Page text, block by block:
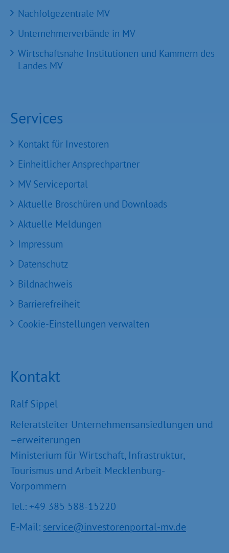
Nachfolgezentrale MV
Unternehmerverbände in MV
Wirtschaftsnahe Institutionen und Kammern des
Landes MV
Services
Kontakt für Investoren
Einheitlicher Ansprechpartner
MV Serviceportal
Aktuelle Broschüren und Downloads
Aktuelle Meldungen
Impressum
Datenschutz
Bildnachweis
Barrierefreiheit
Cookie-Einstellungen verwalten
Kontakt
Ralf Sippel
Referatsleiter Unternehmensansiedlungen und
–erweiterungen
Ministerium für Wirtschaft, Infrastruktur,
Tourismus und Arbeit Mecklenburg-
Vorpommern
Tel.: +49 385 588-15220
E-Mail: service@investorenportal-mv.de